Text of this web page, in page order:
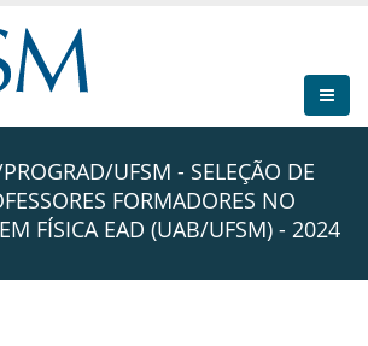
UFSM - SELEÇÃO DE
FORMADORES NO
FÍSICA EAD (UAB/UFSM) - 2024